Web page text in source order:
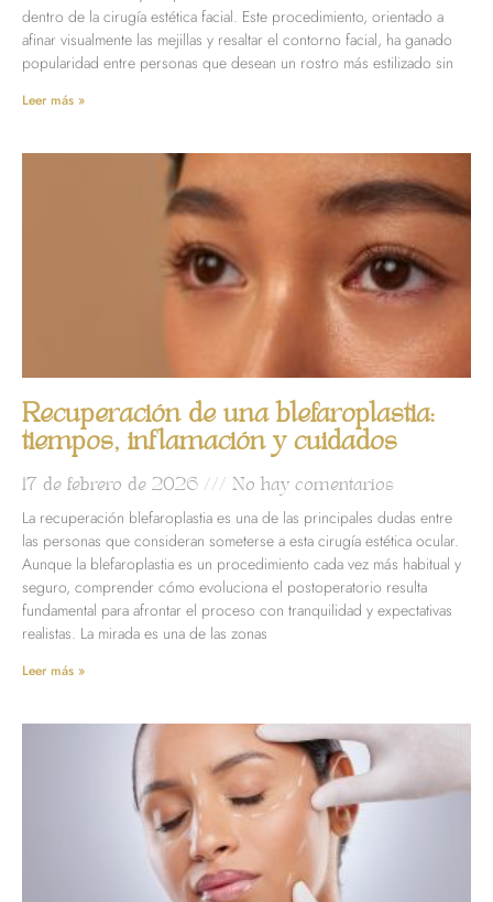
dentro de la cirugía estética facial. Este procedimiento, orientado a
afinar visualmente las mejillas y resaltar el contorno facial, ha ganado
popularidad entre personas que desean un rostro más estilizado sin
Leer más »
Recuperación de una blefaroplastia:
tiempos, inflamación y cuidados
17 de febrero de 2026 No hay comentarios
La recuperación blefaroplastia es una de las principales dudas entre
las personas que consideran someterse a esta cirugía estética ocular.
Aunque la blefaroplastia es un procedimiento cada vez más habitual y
seguro, comprender cómo evoluciona el postoperatorio resulta
fundamental para afrontar el proceso con tranquilidad y expectativas
realistas. La mirada es una de las zonas
Leer más »